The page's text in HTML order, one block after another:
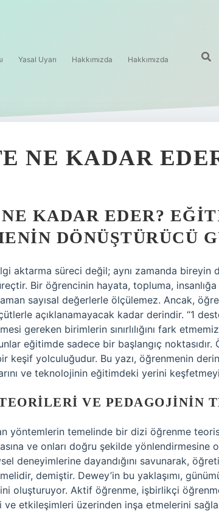
Yasal Uyarı Hakkımızda Hakkımızda
NE KADAR
NE KADAR EDER?
DÖNÜŞTÜRÜCÜ
aktarma süreci değil; aynı zamanda bireyin
Bir öğrencinin hayata, topluma, insanlığa
sayısal değerlerle ölçülemez. Ancak,
açıklanamayacak kadar derindir. “1
gereken birimlerin sınırlılığını fark
eğitimde sadece bir başlangıç noktasıdır.
keşif yolculuğudur. Bu yazı, öğrenmenin
ve teknolojinin eğitimdeki yerini
VE PEDAGOJININ
yöntemlerin temelinde bir dizi öğrenme
ve onları doğru şekilde yönlendirmesine
deneyimlerine dayandığını savunarak,
demiştir. Dewey’in bu yaklaşımı,
oluşturuyor. Aktif öğrenme, işbirlikçi
ve etkileşimleri üzerinden inşa etmelerini